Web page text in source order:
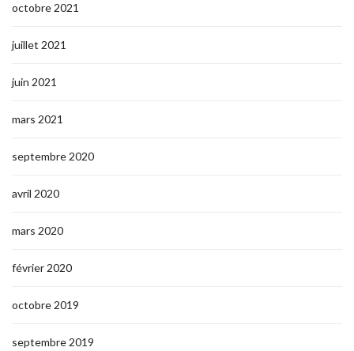
octobre 2021
juillet 2021
juin 2021
mars 2021
septembre 2020
avril 2020
mars 2020
février 2020
octobre 2019
septembre 2019